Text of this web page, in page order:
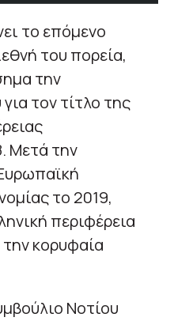
το επόμενο
του πορεία,
την
τον τίτλο της
Μετά την
το 2019,
περιφέρεια
την κορυφαία
Νοτίου